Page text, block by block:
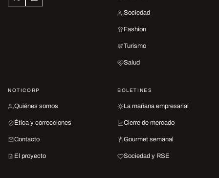
Sociedad
Fashion
Turismo
Salud
NOTICORP
Quiénes somos
Ética y correcciones
Contacto
El proyecto
BOLETINES
La mañana empresarial
Cierre de mercado
Gourmet semanal
Sociedad y RSE